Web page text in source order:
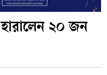
২০ জন